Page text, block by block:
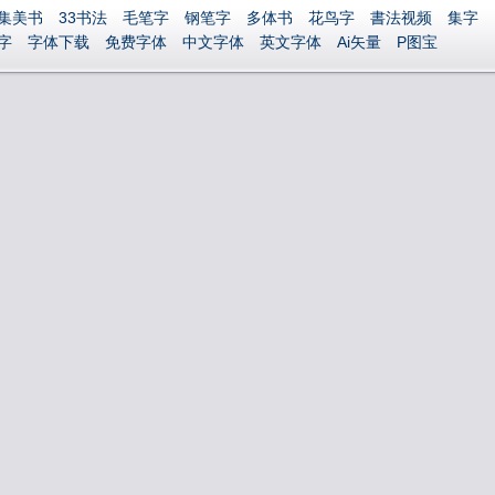
美书 33书法 毛笔字 钢笔字 多体书 花鸟字 書法视频
集字
字体下载 免费字体 中文字体 英文字体 Ai矢量 P图宝